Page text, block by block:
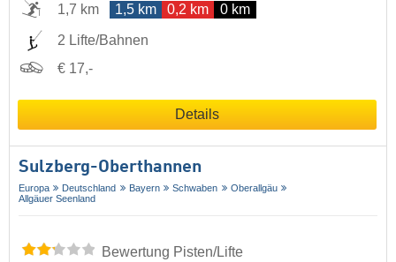
1,7 km
1,5 km 0,2 km 0 km
2 Lifte/Bahnen
€ 17,-
Details
Sulzberg-Oberthannen
Europa Deutschland Bayern Schwaben
Oberallgäu
Allgäuer Seenland
Bewertung Pisten/Lifte